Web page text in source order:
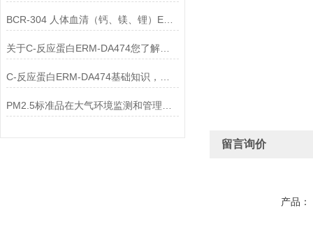
BCR-304 人体血清（钙、镁、锂）ERM标准品
关于C-反应蛋白ERM-DA474您了解多少？
留言询价
产品：